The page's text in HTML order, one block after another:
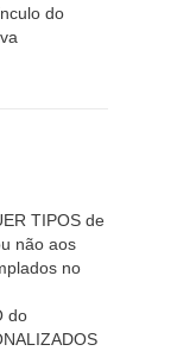
do
TIPOS de
não aos
no
do